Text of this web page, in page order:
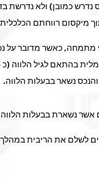
כמובן) ולא
מיקסום רווחתם
כאשר מדובר על
נשאר בבעלות הלווה.